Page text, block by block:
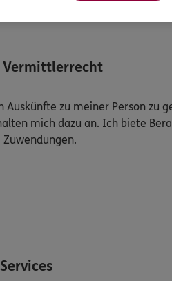
Vermittlerrecht
zu meiner Person zu
mich dazu an. Ich biete